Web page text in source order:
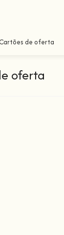
de oferta
oferta